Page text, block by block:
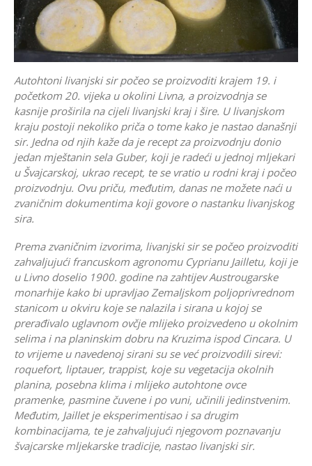
Autohtoni livanjski sir počeo se proizvoditi krajem 19. i
početkom 20. vijeka u okolini Livna, a proizvodnja se
kasnije proširila na cijeli livanjski kraj i šire. U livanjskom
kraju postoji nekoliko priča o tome kako je nastao današnji
sir. Jedna od njih kaže da je recept za proizvodnju donio
jedan mještanin sela Guber, koji je radeći u jednoj mljekari
u Švajcarskoj, ukrao recept, te se vratio u rodni kraj i počeo
proizvodnju. Ovu priču, međutim, danas ne možete naći u
zvaničnim dokumentima koji govore o nastanku livanjskog
sira.
Prema zvaničnim izvorima, livanjski sir se počeo proizvoditi
zahvaljujući francuskom agronomu Cyprianu Jailletu, koji je
u Livno doselio 1900. godine na zahtijev Austrougarske
monarhije kako bi upravljao Zemaljskom poljoprivrednom
stanicom u okviru koje se nalazila i sirana u kojoj se
prerađivalo uglavnom ovčje mlijeko proizvedeno u okolnim
selima i na planinskim dobru na Kruzima ispod Cincara. U
to vrijeme u navedenoj sirani su se već proizvodili sirevi:
roquefort, liptauer, trappist, koje su vegetacija okolnih
planina, posebna klima i mlijeko autohtone ovce
pramenke, pasmine čuvene i po vuni, učinili jedinstvenim.
Međutim, Jaillet je eksperimentisao i sa drugim
kombinacijama, te je zahvaljujući njegovom poznavanju
švajcarske mljekarske tradicije, nastao livanjski sir.